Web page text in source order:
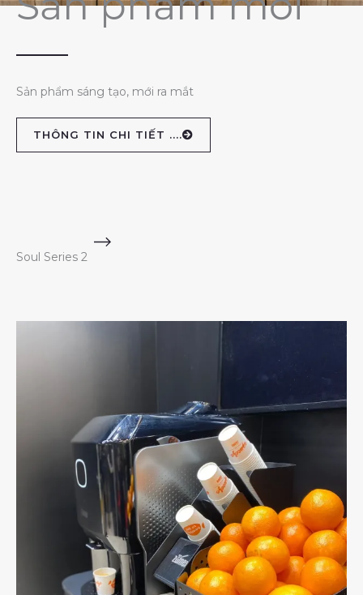
Sản phẩm sáng tạo, mới ra mắt
THÔNG TIN CHI TIẾT ....
Soul Series 2